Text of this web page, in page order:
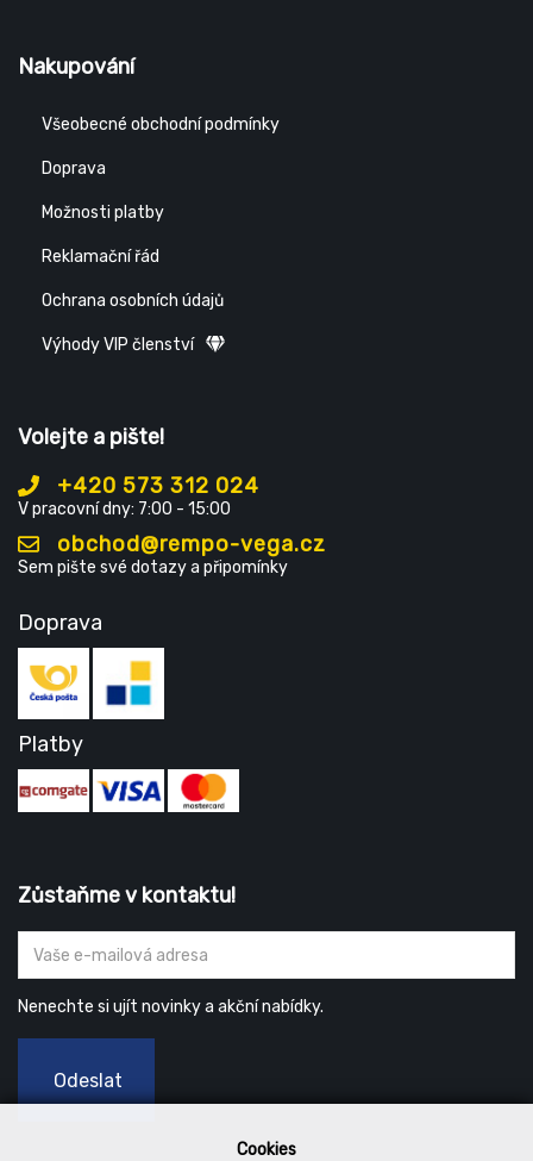
Cookies
Nakupování
Všeobecné obchodní podmínky
Doprava
Možnosti platby
Reklamační řád
Ochrana osobních údajů
Výhody VIP členství
Volejte a pište!
+420 573 312 024
V pracovní dny: 7:00 - 15:00
obchod@rempo-vega.cz
Sem pište své dotazy a připomínky
Doprava
Platby
Zůstaňme v kontaktu!
Nenechte si ujít novinky a akční nabídky.
Odeslat